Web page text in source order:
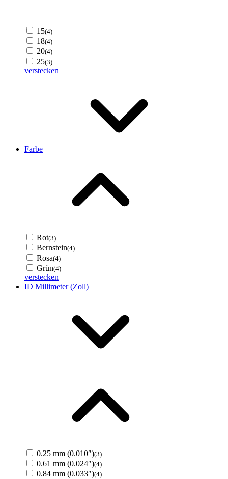
15(4)
18(4)
20(4)
25(3)
verstecken
Farbe
Rot(3)
Bernstein(4)
Rosa(4)
Grün(4)
verstecken
ID Millimeter (Zoll)
0.25 mm (0.010″)(3)
0.61 mm (0.024″)(4)
0.84 mm (0.033″)(4)